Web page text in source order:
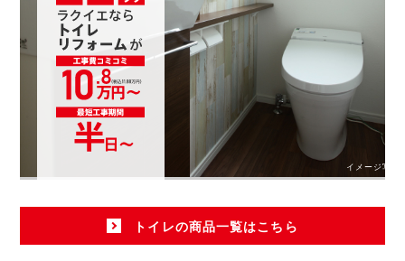
イメージ写真
トイレの商品一覧はこちら